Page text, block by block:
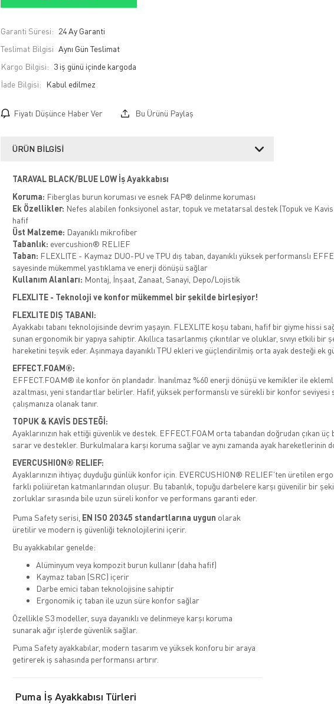
Garanti Süresi: 24 Ay Garanti
Teslimat Bilgisi Aynı Gün Teslimat
Kargo Bilgisi: 3 iş günü içinde kargoda
İade Bilgisi:
Fiyatı Düşünce Haber Ver Bu Ürünü Paylaş
ÜRÜN BILGISI
TARAVAL BLACK/BLUE LOW İş Ayakkabısı
Koruma: Fiberglas burun koruması ve esnek FAP® delinme koruması
Ek Özellikler: Nefes alabilen fonksiyonel astar, topuk ve metatarsal destek (Topuk ve
hafif
Üst Malzeme: Dayanıklı mikrofiber
Tabanlık: evercushion® RELIEF
Taban: FLEXLITE - Kaymaz DUO-PU ve TPU dış taban, dayanıklı yüksek performanslı
sayesinde mükemmel yastıklama ve enerji dönüşü sağlar
Kullanım Alanları: Montaj, İnşaat, Zanaat, Sanayi, Depo/Lojistik
FLEXLITE - Teknoloji ve konfor mükemmel bir şekilde birleşiyor!
FLEXLITE DIŞ TABANI:
Ayakkabı tabanı teknolojisinde devrim yaşayın. FLEXLITE koşu tabanı, hafif bir giyme hissi
sunan ergonomik bir yapıya sahiptir. Akıllıca tasarlanmış çıkıntılar ve oluklar, sıvıyı etkili
hareketini teşvik eder. Aşınmaya dayanıklı TPU ekleri ve güçlendirilmiş orta ayak desteği ek
EFFECT.FOAM®:
EFFECT.FOAM® ile konfor ön plandadır. İnanılmaz %60 enerji dönüşü ve kemikler ile
azaltması, yeni standartlar belirler. Hafif, yüksek performanslı ve sürekli bir konfor seviyesi
çalışmanıza olanak tanır.
TOPUK & KAVİS DESTEĞİ:
Ayaklarınızın hak ettiği güvenlik ve destek. EFFECT.FOAM orta tabandan doğrudan çıkan
sarar ve destekler. Burkulmalara karşı koruma sağlar ve aynı zamanda ayak hareketlerinin
EVERCUSHION® RELIEF:
Ayaklarınızın ihtiyaç duyduğu günlük konfor için. EVERCUSHION® RELIEF'ten üretilen
farklı poliüretan katmanlarından oluşur. Bu tabanlık, topuğu darbelere karşı güvenilir bir
zorluklar sırasında bile uzun süreli konfor ve performans garanti eder.
Puma Safety serisi, EN ISO 20345 standartlarına uygun olarak
üretilir ve modern iş güvenliği teknolojilerini içerir.
Bu ayakkabılar genelde:
Alüminyum veya kompozit burun kullanır (daha hafif)
Kaymaz taban (SRC) içerir
Darbe emici taban teknolojisine sahiptir
Ergonomik iç taban ile uzun süre konfor sağlar
Özellikle S3 modeller, suya dayanıklı ve delinmeye karşı koruma
sunarak ağır işlerde güvenlik sağlar.
Puma Safety ayakkabılar, modern tasarım ve yüksek konforu bir araya
getirerek iş sahasında performansı artırır.
Puma İş Ayakkabısı Türleri